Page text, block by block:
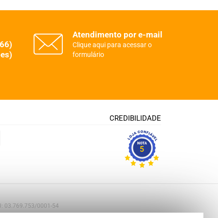
Atendimento por e-mail
Clique aqui para acessar o
formulário
CREDIBILIDADE
5
03.769.753/0001-54